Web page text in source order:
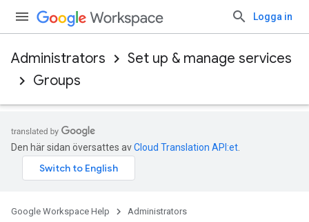
Logga in
Administrators
Set up & manage services
Groups
Den här sidan översattes avCloud Translation API:et
Google Workspace Help
Administrators